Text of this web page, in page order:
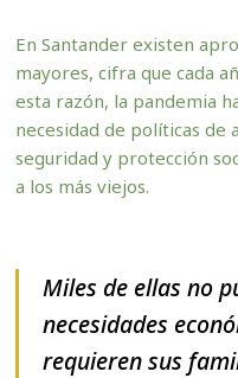
En Santander existen
mayores, cifra que cada
esta razón, la pandemia
necesidad de políticas de
seguridad y protección
a los más viejos.
Miles de ellas no
necesidades
requieren sus